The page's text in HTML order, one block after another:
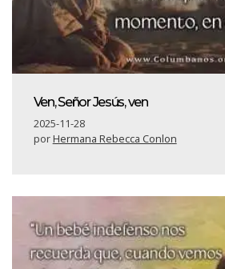
Ven, Señor Jesús, ven
2025-11-28
porHermana Rebecca Conlon